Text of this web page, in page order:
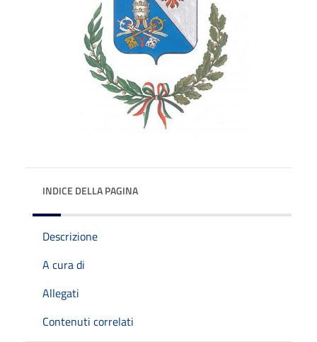
INDICE DELLA PAGINA
Descrizione
A cura di
Allegati
Contenuti correlati